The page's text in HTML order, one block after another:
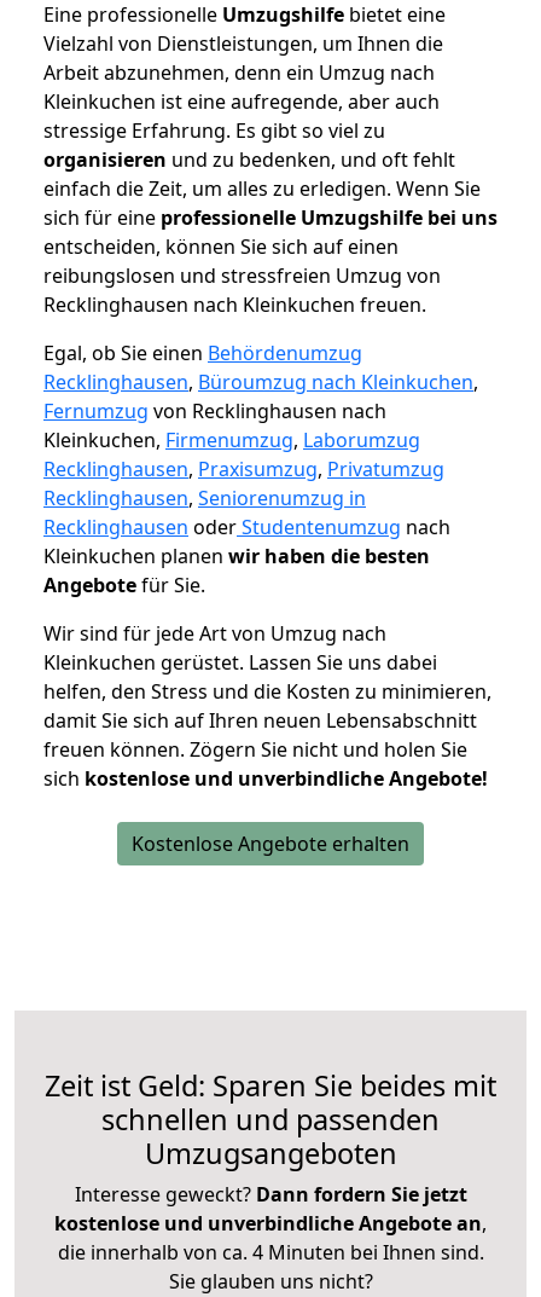
Eine professionelle Umzugshilfe bietet eine
Vielzahl von Dienstleistungen, um Ihnen die
Arbeit abzunehmen, denn ein Umzug nach
Kleinkuchen ist eine aufregende, aber auch
stressige Erfahrung. Es gibt so viel zu
organisieren und zu bedenken, und oft fehlt
einfach die Zeit, um alles zu erledigen. Wenn Sie
sich für eine professionelle Umzugshilfe bei uns
entscheiden, können Sie sich auf einen
reibungslosen und stressfreien Umzug von
Recklinghausen nach Kleinkuchen freuen.
Egal, ob Sie einen Behördenumzug
Recklinghausen, Büroumzug nach Kleinkuchen,
Fernumzug von Recklinghausen nach
Kleinkuchen, Firmenumzug, Laborumzug
Recklinghausen, Praxisumzug, Privatumzug
Recklinghausen, Seniorenumzug in
Recklinghausen oderStudentenumzug nach
Kleinkuchen planen wir haben die besten
Angebotefür Sie.
Wir sind für jede Art von Umzug nach
Kleinkuchen gerüstet. Lassen Sie uns dabei
helfen, den Stress und die Kosten zu minimieren,
damit Sie sich auf Ihren neuen Lebensabschnitt
freuen können. Zögern Sie nicht und holen Sie
sich kostenlose und unverbindliche Angebote!
Kostenlose Angebote erhalten
Zeit ist Geld: Sparen Sie beides mit
schnellen und passenden
Umzugsangeboten
Interesse geweckt? Dann fordern Sie jetzt
kostenlose und unverbindliche Angebote an,
die innerhalb von ca. 4 Minuten bei Ihnen sind.
Sie glauben uns nicht?